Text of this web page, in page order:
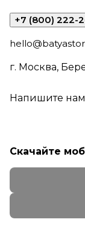
+7 (800) 222-
г. Москва,
Напишите нам
Скачайте